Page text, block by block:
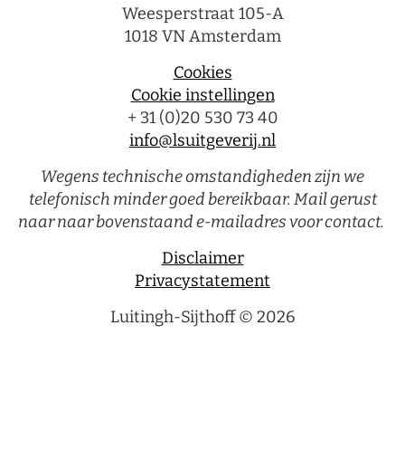
Cookies
Cookie instellingen
+ 31 (0)20 530 73 40
info@lsuitgeverij.nl
Wegens technische omstandigheden zijn we
telefonisch minder goed bereikbaar. Mail gerust
naar naar bovenstaand e-mailadres voor contact.
Disclaimer
Privacystatement
Luitingh-Sijthoff © 2026